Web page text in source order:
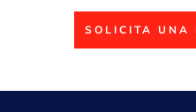
SOLICITA UNA